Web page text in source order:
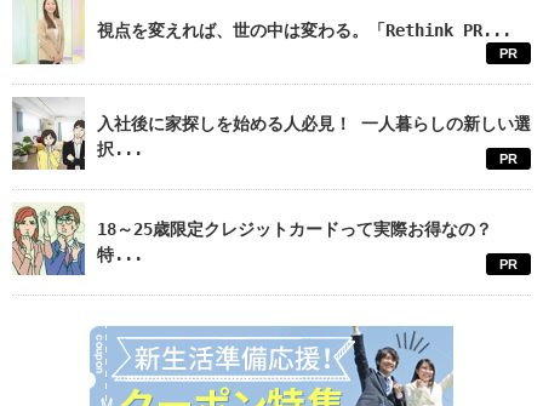
視点を変えれば、世の中は変わる。「Rethink PR...
PR
入社後に家探しを始める人必見！ 一人暮らしの新しい選
択...
PR
18～25歳限定クレジットカードって実際お得なの？
特...
PR